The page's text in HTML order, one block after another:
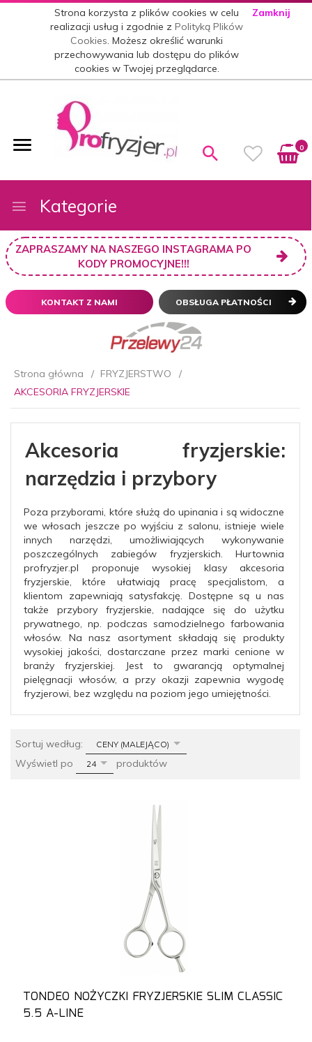
Strona korzysta z plików cookies w celu
realizacji usług i zgodnie zPolityką Plików
Cookies. Możesz określić warunki
przechowywania lub dostępu do plików
cookies w Twojej przeglądarce.
Zamknij
0
Kategorie
ZAPRASZAMY NA NASZEGO INSTAGRAMA PO
KODY PROMOCYJNE!!!
KONTAKT Z NAMI OBSŁUGA PŁATNOŚCI
Strona główna
FRYZJERSTWO
AKCESORIA FRYZJERSKIE
Akcesoria fryzjerskie:
narzędzia i przybory
Poza przyborami, które służą do upinania i są widoczne
we włosach jeszcze po wyjściu z salonu, istnieje wiele
innych narzędzi, umożliwiających wykonywanie
poszczególnych zabiegów fryzjerskich. Hurtownia
profryzjer.pl proponuje wysokiej klasy akcesoria
fryzjerskie, które ułatwiają pracę specjalistom, a
klientom zapewniają satysfakcję. Dostępne są u nas
także przybory fryzjerskie, nadające się do użytku
prywatnego, np. podczas samodzielnego farbowania
włosów. Na nasz asortyment składają się produkty
wysokiej jakości, dostarczane przez marki cenione w
branży fryzjerskiej. Jest to gwarancją optymalnej
pielęgnacji włosów, a przy okazji zapewnia wygodę
fryzjerowi, bez względu na poziom jego umiejętności.
Sortuj według: sortCENY (MALEJĄCO)
Wyświetl po pop
24 produktów
TONDEO NOŻYCZKI FRYZJERSKIE SLIM CLASSIC
5.5 A-LINE